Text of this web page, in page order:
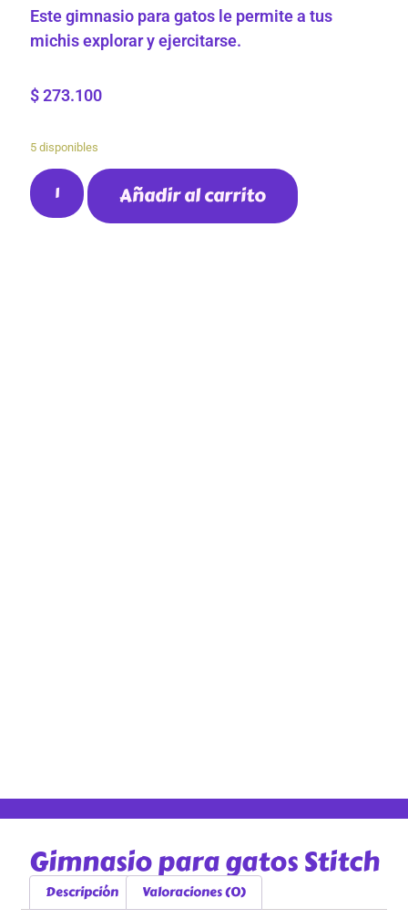
Este gimnasio para gatos le permite a tus
michis explorar y ejercitarse.
$ 273.100
5 disponibles
Añadir al carrito
Gimnasio para gatos Stitch
Descripción Valoraciones (0)